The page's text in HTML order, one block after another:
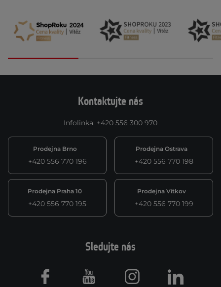
Kontaktujte nás
Infolinka: +420 556 300 970
Prodejna Brno
+420 556 770 196
Prodejna Ostrava
+420 556 770 198
Prodejna Praha 10
+420 556 770 195
Prodejna Vítkov
+420 556 770 199
Sledujte nás
Facebook Youtube Instagram LinkedIn